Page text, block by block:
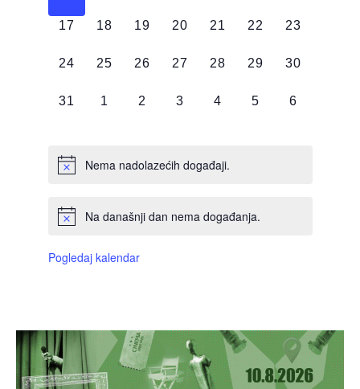
0
17
0
18
0
19
0
20
0
21
0
22
0
23
0
24
0
25
0
26
0
27
0
28
0
29
0
30
0
31
0
1
0
2
0
3
0
4
0
5
0
6
Nema nadolazećih događaji.
Na današnji dan nema događanja.
Pogledaj kalendar